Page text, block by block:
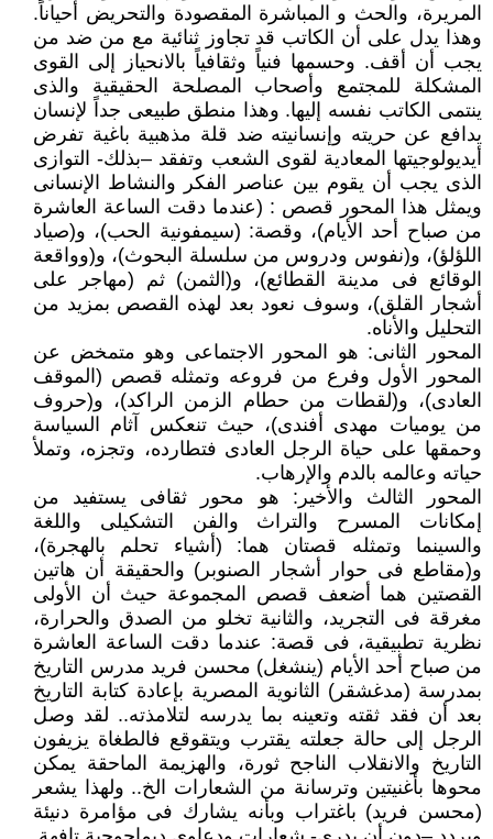
المريرة، والحث و المباشرة المقصودة والتحريض أحياناً.
وهذا يدل على أن الكاتب قد تجاوز ثنائية مع من ضد من
يجب أن أقف. وحسمها فنياً وثقافياً بالانحياز إلى القوى
المشكلة للمجتمع وأصحاب المصلحة الحقيقية والذى
ينتمى الكاتب نفسه إليها. وهذا منطق طبيعى جداً لإنسان
يدافع عن حريته وإنسانيته ضد قلة مذهبية باغية تفرض
أيديولوجيتها المعادية لقوى الشعب وتفقد –بذلك- التوازى
الذى يجب أن يقوم بين عناصر الفكر والنشاط الإنسانى
ويمثل هذا المحور قصص : (عندما دقت الساعة العاشرة
من صباح أحد الأيام)، وقصة: (سيمفونية الحب)، و(صياد
اللؤلؤ)، و(نفوس ودروس من سلسلة البحوث)، و(وواقعة
الوقائع فى مدينة القطائع)، و(الثمن) ثم (مهاجر على
أشجار القلق)، وسوف نعود بعد لهذه القصص بمزيد من
التحليل والأناه.
المحور الثانى: هو المحور الاجتماعى وهو متمخض عن
المحور الأول وفرع من فروعه وتمثله قصص (الموقف
العادى)، و(لقطات من حطام الزمن الراكد)، و(حروف
من يوميات مهدى أفندى)، حيث تنعكس آثام السياسة
وحمقها على حياة الرجل العادى فتطارده، وتجزه، وتملأ
حياته وعالمه بالدم والإرهاب.
المحور الثالث والأخير: هو محور ثقافى يستفيد من
إمكانات المسرح والتراث والفن التشكيلى واللغة
والسينما وتمثله قصتان هما: (أشياء تحلم بالهجرة)،
و(مقاطع فى حوار أشجار الصنوبر) والحقيقة أن هاتين
القصتين هما أضعف قصص المجموعة حيث أن الأولى
مغرقة فى التجريد، والثانية تخلو من الصدق والحرارة،
نظرية تطبيقية، فى قصة: عندما دقت الساعة العاشرة
من صباح أحد الأيام (ينشغل) محسن فريد مدرس التاريخ
بمدرسة (مدغشقر) الثانوية المصرية بإعادة كتابة التاريخ
بعد أن فقد ثقته وتعينه بما يدرسه لتلامذته.. لقد وصل
الرجل إلى حالة جعلته يقترب ويتقوقع فالطغاة يزيفون
التاريخ والانقلاب الناجح ثورة، والهزيمة الماحقة يمكن
محوها بأغنيتين وترسانة من الشعارات الخ.. ولهذا يشعر
(محسن فريد) باغتراب وبأنه يشارك فى مؤامرة دنيئة